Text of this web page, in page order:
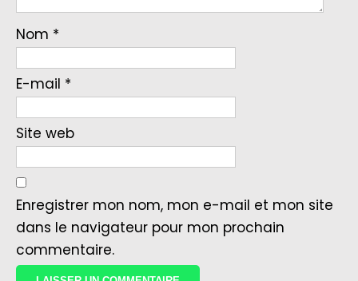
Nom *
E-mail *
Site web
Enregistrer mon nom, mon e-mail et mon site
dans le navigateur pour mon prochain
commentaire.